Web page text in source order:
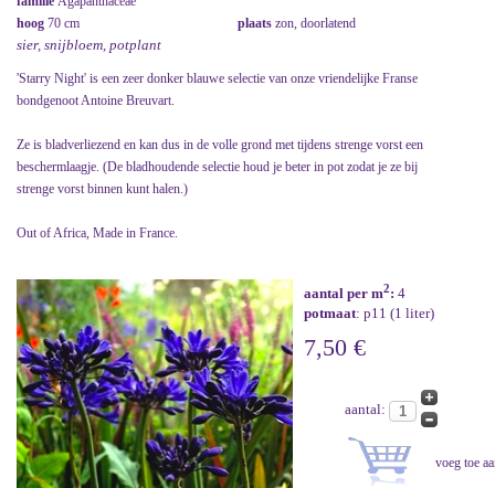
hoog 70 cm plaats zon, doorlatend
sier, snijbloem, potplant
'Starry Night' is een zeer donker blauwe selectie van onze vriendelijke Franse
bondgenoot Antoine Breuvart.
Ze is bladverliezend en kan dus in de volle grond met tijdens strenge vorst een
beschermlaagje. (De bladhoudende selectie houd je beter in pot zodat je ze bij
strenge vorst binnen kunt halen.)
Out of Africa, Made in France.
aantal per m2: 4
potmaat: p11 (1 liter)
7,50 €
aantal: